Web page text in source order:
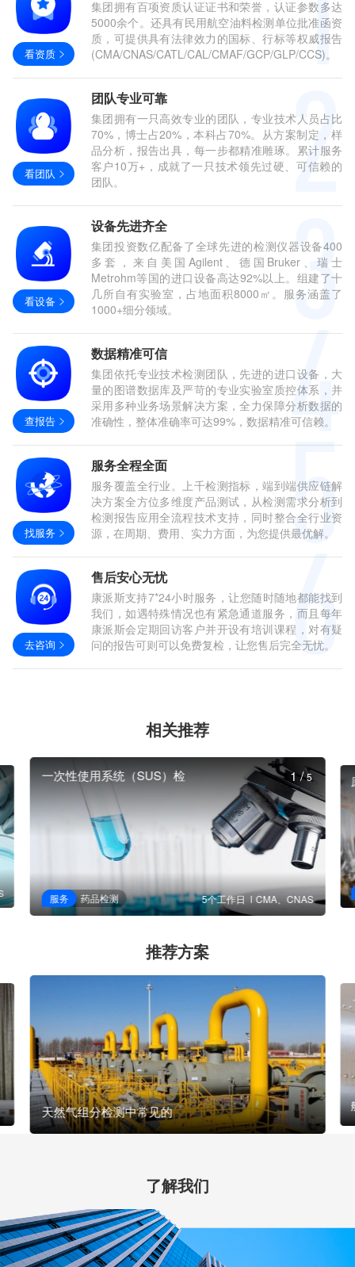
看资质
集团拥有百项资质认证证书和荣誉，认证参数多达
5000余个。还具有民用航空油料检测单位批准函资
质，可提供具有法律效力的国标、行标等权威报告
(CMA/CNAS/CATL/CAL/CMAF/GCP/GLP/CCS)。
看团队
团队专业可靠
集团拥有一只高效专业的团队，专业技术人员占比
70%，博士占20%，本科占70%。从方案制定，样
品分析，报告出具，每一步都精准雕琢。累计服务
客户10万+，成就了一只技术领先过硬、可信赖的
团队。
看设备
设备先进齐全
集团投资数亿配备了全球先进的检测仪器设备400
多套，来自美国Agilent、德国Bruker、瑞士
Metrohm等国的进口设备高达92%以上。组建了十
几所自有实验室，占地面积8000㎡。服务涵盖了
1000+细分领域。
查报告
数据精准可信
集团依托专业技术检测团队，先进的进口设备，大
量的图谱数据库及严苛的专业实验室质控体系，并
采用多种业务场景解决方案，全力保障分析数据的
准确性，整体准确率可达99%，数据精准可信赖。
找服务
服务全程全面
服务覆盖全行业。上千检测指标，端到端供应链解
决方案全方位多维度产品测试，从检测需求分析到
检测报告应用全流程技术支持，同时整合全行业资
源，在周期、费用、实力方面，为您提供最优解。
去咨询
售后安心无忧
康派斯支持7*24小时服务，让您随时随地都能找到
我们，如遇特殊情况也有紧急通道服务，而且每年
康派斯会定期回访客户并开设有培训课程，对有疑
问的报告可则可以免费复检，让您售后完全无忧。
相关推荐
一次性使用系统（SUS）检
服务 药品检测 5个工作日 CMA、CNAS
1/5
推荐方案
天然气组分检测中常见的
了解我们